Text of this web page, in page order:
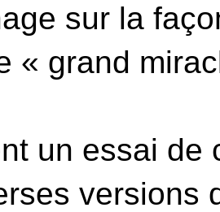
sur la
« grand
un essai de
versions